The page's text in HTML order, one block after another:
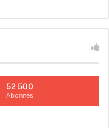
52 500
Abonnés